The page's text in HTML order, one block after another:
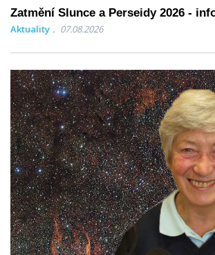
Zatmění Slunce a Perseidy 2026 -
Aktuality 07.08.2026